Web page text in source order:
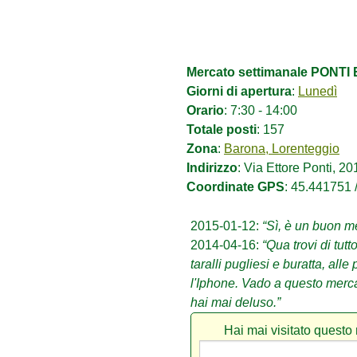
Mercato settimanale PONTI
Giorni di apertura: Lunedì
Orario: 7:30 - 14:00
Totale posti: 157
Zona: Barona, Lorenteggio
Indirizzo: Via Ettore Ponti,
Coordinate GPS: 45.441751
2015-01-12: “Sì, è un buon
2014-04-16: “Qua trovi di
taralli pugliesi e buratta, alle
l'Iphone. Vado a questo
hai mai deluso.”
Hai mai visitato